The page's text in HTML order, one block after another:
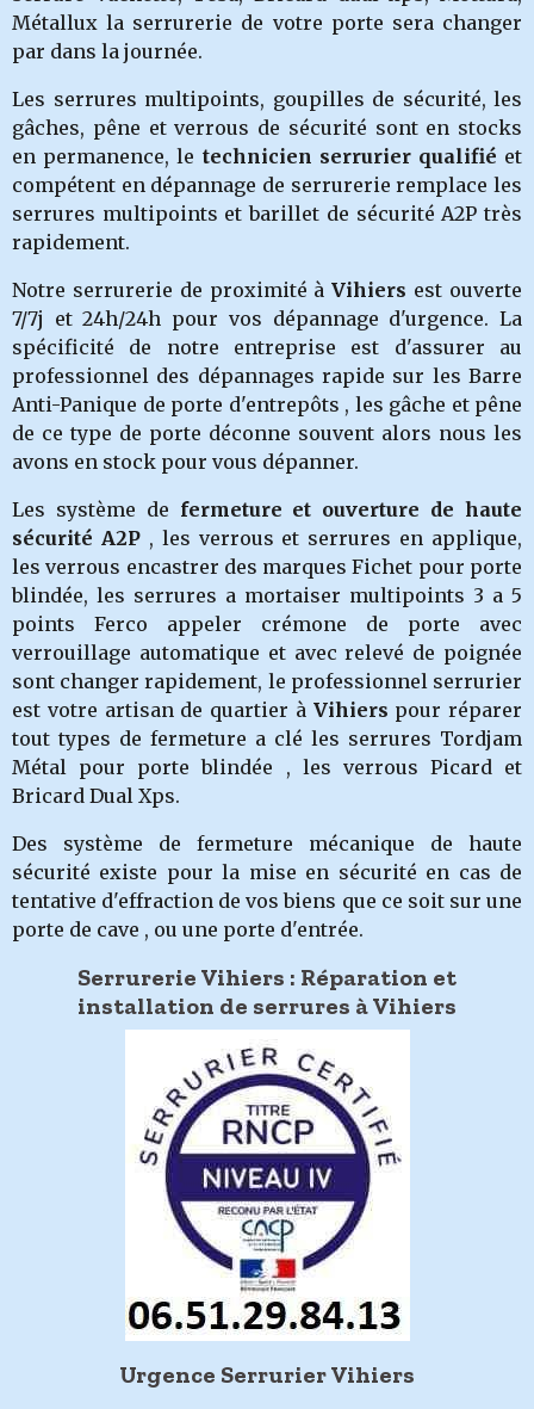
Métallux la serrurerie de votre porte sera changer
par dans la journée.
Les serrures multipoints, goupilles de sécurité, les
gâches, pêne et verrous de sécurité sont en stocks
en permanence, le technicien serrurier qualifié et
compétent en dépannage de serrurerie remplace les
serrures multipoints et barillet de sécurité A2P très
rapidement.
Notre serrurerie de proximité àVihiers est ouverte
7/7j et 24h/24h pour vos dépannage d'urgence. La
spécificité de notre entreprise est d'assurer au
professionnel des dépannages rapide sur les Barre
Anti-Panique de porte d'entrepôts , les gâche et pêne
de ce type de porte déconne souvent alors nous les
avons en stock pour vous dépanner.
Les système de fermeture et ouverture de haute
sécurité A2P, les verrous et serrures en applique,
les verrous encastrer des marques Fichet pour porte
blindée, les serrures a mortaiser multipoints 3 a 5
points Ferco appeler crémone de porte avec
verrouillage automatique et avec relevé de poignée
sont changer rapidement, le professionnel serrurier
est votre artisan de quartier à Vihiers pour réparer
tout types de fermeture a clé les serrures Tordjam
Métal pour porte blindée , les verrous Picard et
Bricard Dual Xps.
Des système de fermeture mécanique de haute
sécurité existe pour la mise en sécurité en cas de
tentative d'effraction de vos biens que ce soit sur une
porte de cave , ou une porte d'entrée.
Serrurerie Vihiers : Réparation et
installation de serrures à Vihiers
Urgence Serrurier Vihiers